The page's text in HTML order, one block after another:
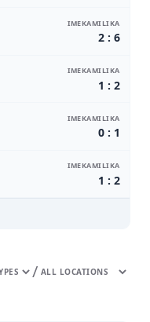
IMEKAMILIKA
2 : 6
IMEKAMILIKA
1 : 2
IMEKAMILIKA
0 : 1
IMEKAMILIKA
1 : 2
/